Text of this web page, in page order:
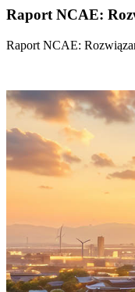
Raport NCAE:
Raport NCAE: